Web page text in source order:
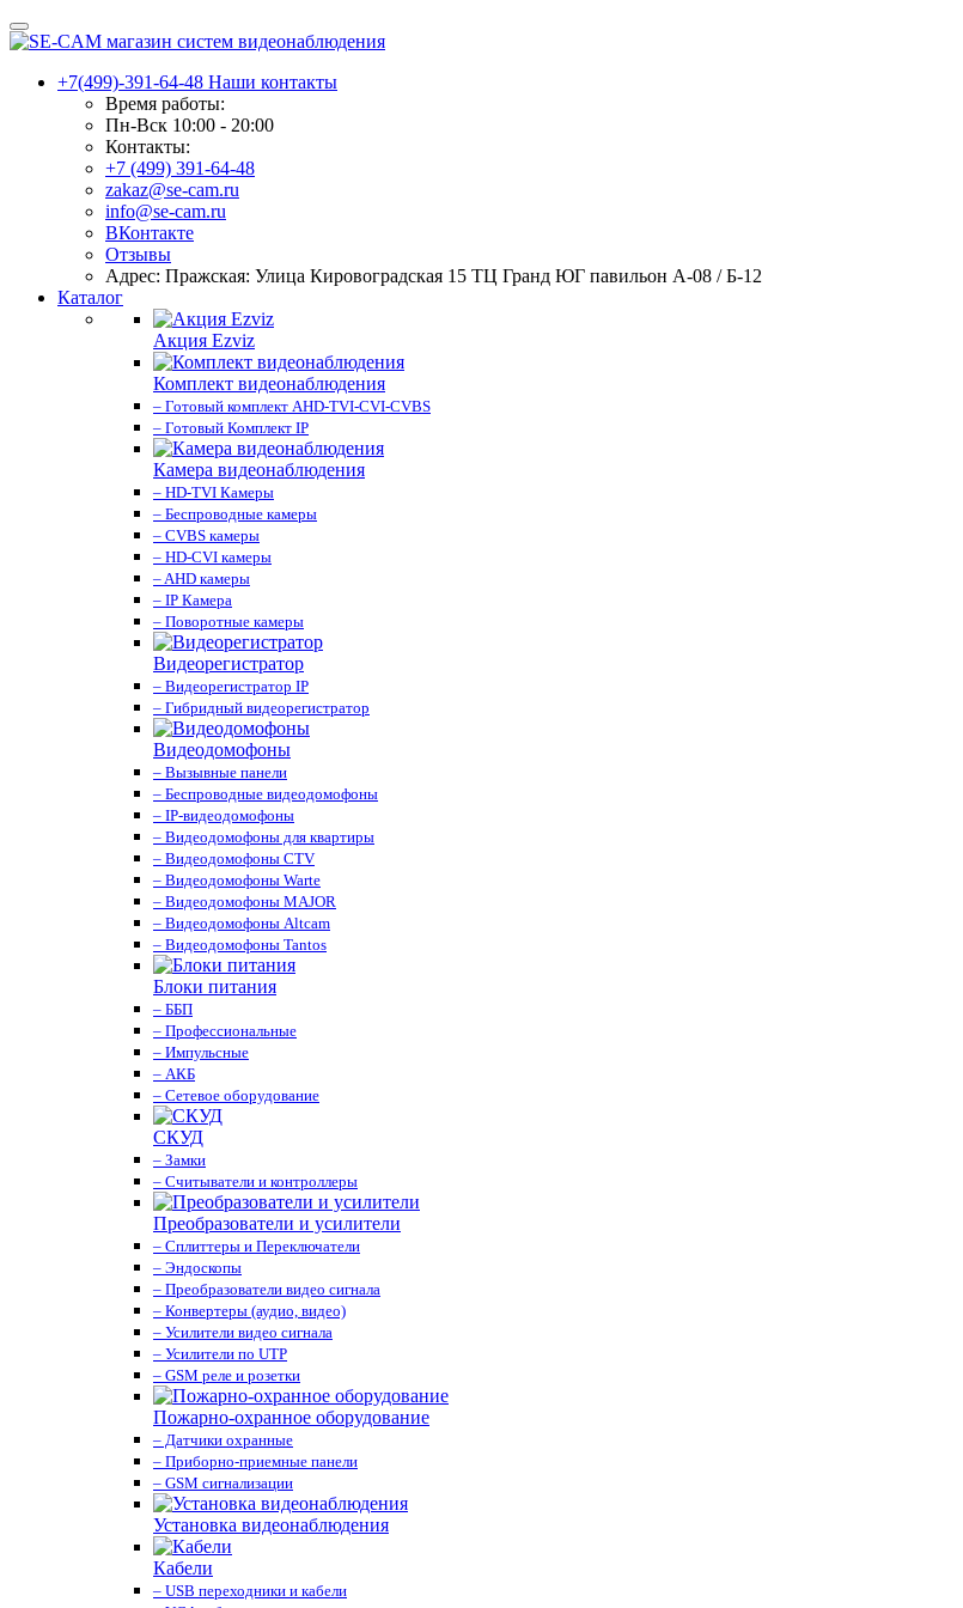
+7(499)-391-64-48 Наши контакты
Время работы:
Пн-Вск 10:00 - 20:00
Контакты:
+7 (499) 391-64-48
zakaz@se-cam.ru
info@se-cam.ru
ВКонтакте
Отзывы
Адрес: Пражская: Улица Кировоградская 15 ТЦ Гранд ЮГ павильон А-08 / Б-12
Каталог
Акция Ezviz
Комплект видеонаблюдения
– Готовый комплект AHD-TVI-CVI-CVBS
– Готовый Комплект IP
Камера видеонаблюдения
– HD-TVI Камеры
– Беспроводные камеры
– CVBS камеры
– HD-CVI камеры
– AHD камеры
– IP Камера
– Поворотные камеры
Видеорегистратор
– Видеорегистратор IP
– Гибридный видеорегистратор
Видеодомофоны
– Вызывные панели
– Беспроводные видеодомофоны
– IP-видеодомофоны
– Видеодомофоны для квартиры
– Видеодомофоны CTV
– Видеодомофоны Warte
– Видеодомофоны MAJOR
– Видеодомофоны Altcam
– Видеодомофоны Tantos
Блоки питания
– ББП
– Профессиональные
– Импульсные
– АКБ
– Сетевое оборудование
СКУД
– Замки
– Считыватели и контроллеры
Преобразователи и усилители
– Сплиттеры и Переключатели
– Эндоскопы
– Преобразователи видео сигнала
– Конвертеры (аудио, видео)
– Усилители видео сигнала
– Усилители по UTP
– GSM реле и розетки
Пожарно-охранное оборудование
– Датчики охранные
– Приборно-приемные панели
– GSM сигнализации
Установка видеонаблюдения
Кабели
– USB переходники и кабели